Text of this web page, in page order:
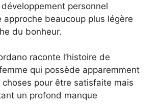
personnel
approche beaucoup plus légère
du bonheur.
raconte l’histoire de
qui possède apparemment
pour être satisfaite mais
un profond manque